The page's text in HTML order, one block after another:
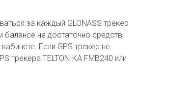
за каждый GLONASS трекер
не достаточно средств,
Если GPS трекер не
трекера TELTONIKA FMB240 или